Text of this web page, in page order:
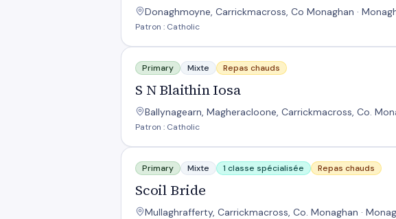
Donaghmoyne, Carrickmacross, Co Monaghan ·
Patron : Catholic
S N Blaithin Iosa
Primary Mixte Repas chauds
S N Blaithin Iosa
Ballynagearn, Magheracloone, Carrickmacross, Co.
Patron : Catholic
Scoil Bride
Primary Mixte 1 classe spécialisée Repas chauds
Scoil Bride
Mullaghrafferty, Carrickmacross, Co. Monaghan ·